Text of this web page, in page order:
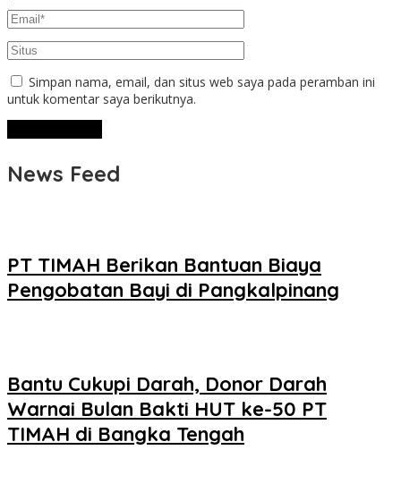
Simpan nama, email, dan situs web saya pada peramban ini
untuk komentar saya berikutnya.
News Feed
PT TIMAH Berikan Bantuan Biaya
Pengobatan Bayi di Pangkalpinang
Bantu Cukupi Darah, Donor Darah
Warnai Bulan Bakti HUT ke-50 PT
TIMAH di Bangka Tengah